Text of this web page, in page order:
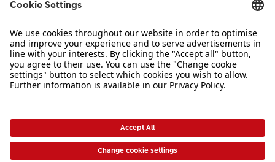
Sortiment
Inspiration
Bei Fragen zu Produkten oder der Bestellung können Sie uns gerne von